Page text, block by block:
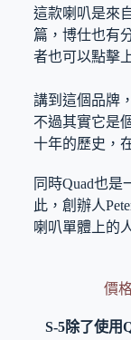
這款喇叭是來
篇，博仕也有
者也可以點擊
講到這個品牌
不過其實它是
十年的歷史，
同時Quad也
此，創辦人
喇叭單體上的
價
S-5除了使用